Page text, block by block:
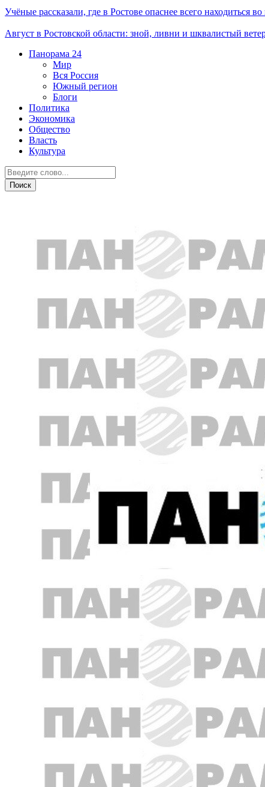
Учёные рассказали, где в Ростове опаснее всего находиться
Август в Ростовской области: зной, ливни и шквалистый
Панорама 24
Мир
Вся Россия
Южный регион
Блоги
Политика
Экономика
Общество
Власть
Культура